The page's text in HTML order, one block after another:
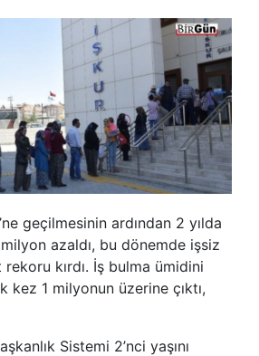
geçilmesinin ardından 2 yılda
milyon azaldı, bu dönemde işsiz
rekoru kırdı. İş bulma ümidini
kez 1 milyonun üzerine çıktı,
Sistemi 2’nci yaşını